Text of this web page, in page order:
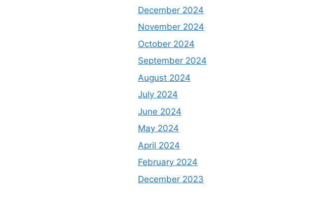
December 2024
November 2024
October 2024
September 2024
August 2024
July 2024
June 2024
May 2024
April 2024
February 2024
December 2023